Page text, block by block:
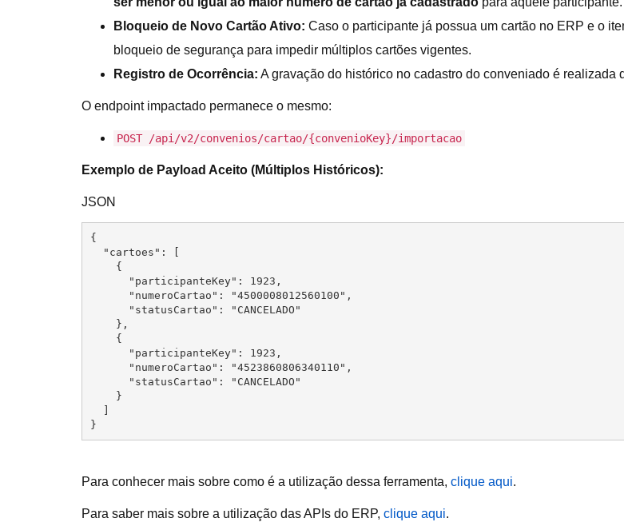
Bloqueio de Novo Cartão Ativo: Caso o participante já possua um cartão no ERP e o
bloqueio de segurança para impedir múltiplos cartões vigentes.
Registro de Ocorrência: A gravação do histórico no cadastro do conveniado é realizada
O endpoint impactado permanece o mesmo:
POST /api/v2/convenios/cartao/{convenioKey}/importacao
Exemplo de Payload Aceito (Múltiplos Históricos):
JSON
{
}
Para conhecer mais sobre como é a utilização dessa ferramenta, clique aqui.
Para saber mais sobre a utilização das APIs do ERP, clique aqui.